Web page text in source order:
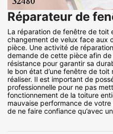
Réparateur de
La réparation de fenêtre de toit
changement de velux face aux
pièce. Une activité de
demande de cette pièce afin
résistance pour garantir sa
le bon état d’une fenêtre de toit
réaliser. Il est important de
professionnelle pour ne pas
fonctionnement de la toiture
mauvaise performance de
de ne faire confiance qu’avec